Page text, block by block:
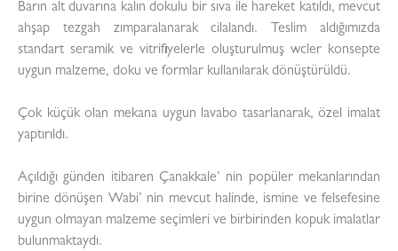
Barın alt duvarına kalın dokulu bir sıva ile hareket katıldı, mevcut
ahşap tezgah zımparalanarak cilalandı. Teslim aldığımızda
standart seramik ve vitrifiyelerle oluşturulmuş wcler konsepte
uygun malzeme, doku ve formlar kullanılarak dönüştürüldü.
Çok küçük olan mekana uygun lavabo tasarlanarak, özel imalat
yaptırıldı.
Açıldığı günden itibaren Çanakkale’ nin popüler mekanlarından
birine dönüşen Wabi’ nin mevcut halinde, ismine ve felsefesine
uygun olmayan malzeme seçimleri ve birbirinden kopuk imalatlar
bulunmaktaydı.